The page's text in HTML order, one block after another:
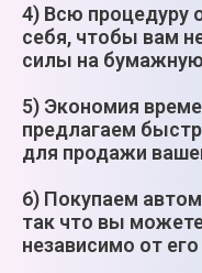
4) Всю процедуру
себя, чтобы вам
силы на
5) Экономия
предлагаем
для продажи
6) Покупаем
так что вы
независимо от